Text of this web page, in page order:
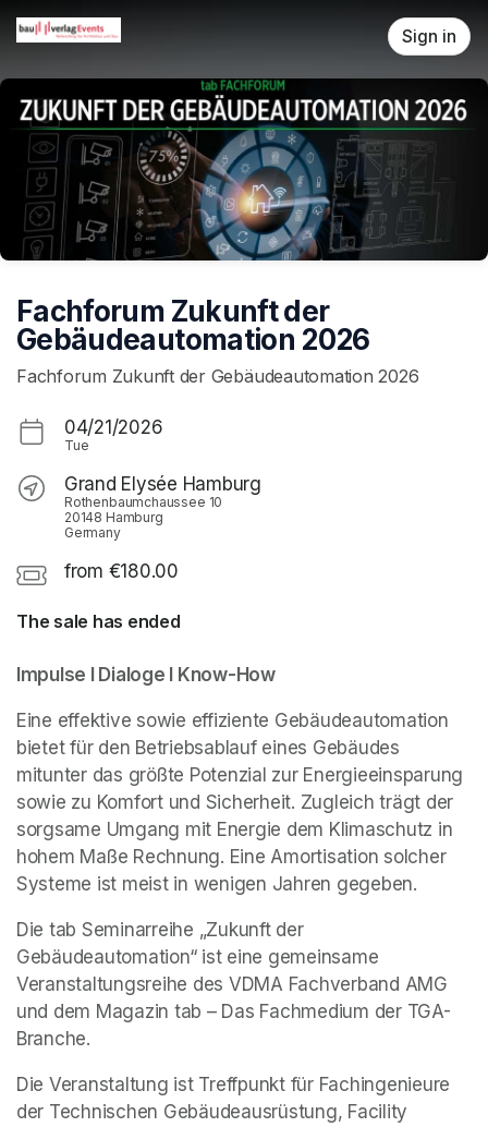
Skip header
Sign in
Fachforum Zukunft der
Gebäudeautomation 2026
Fachforum Zukunft der Gebäudeautomation 2026
04/21/2026
Tue
Grand Elysée Hamburg
Rothenbaumchaussee 10
20148 Hamburg
Germany
from €180.00
The sale has ended
Impulse I Dialoge I Know-How
Eine effektive sowie effiziente Gebäudeautomation
bietet für den Betriebsablauf eines Gebäudes
mitunter das größte Potenzial zur Energieeinsparung
sowie zu Komfort und Sicherheit. Zugleich trägt der
sorgsame Umgang mit Energie dem Klimaschutz in
hohem Maße Rechnung. Eine Amortisation solcher
Systeme ist meist in wenigen Jahren gegeben.
Die tab Seminarreihe „Zukunft der
Gebäudeautomation“ ist eine gemeinsame
Veranstaltungsreihe des VDMA Fachverband AMG
und dem Magazin tab – Das Fachmedium der TGA-
Branche.
Die Veranstaltung ist Treffpunkt für Fachingenieure
der Technischen Gebäudeausrüstung, Facility